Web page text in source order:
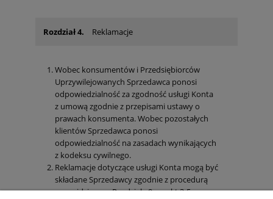
Rozdział 4. Reklamacje
Wobec konsumentów i Przedsiębiorców
Uprzywilejowanych Sprzedawca ponosi
odpowiedzialność za zgodność usługi Konta
z umową zgodnie z przepisami ustawy o
prawach konsumenta. Wobec pozostałych
klientów Sprzedawca ponosi
odpowiedzialność na zasadach wynikających
z kodeksu cywilnego.
Reklamacje dotyczące usługi Konta mogą być
składane Sprzedawcy zgodnie z procedurą
przewidzianą w Rozdziale 9. punkt 3-5